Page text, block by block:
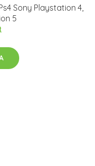
Sony Playstation 4,
5